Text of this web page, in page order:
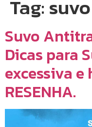
Tag: suvo
Suvo
Dicas para
excessiva
RESENHA.